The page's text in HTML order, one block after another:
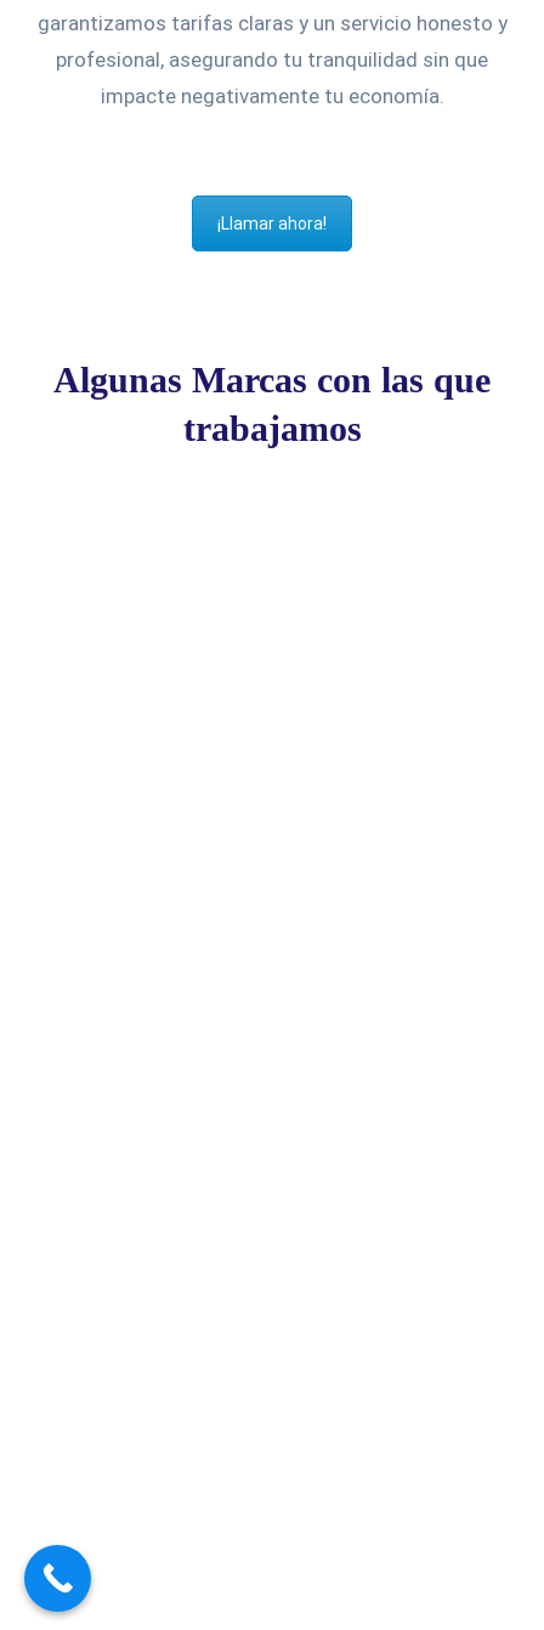
garantizamos tarifas claras y un servicio honesto y
profesional, asegurando tu tranquilidad sin que
impacte negativamente tu economía.
¡Llamar ahora!
Algunas Marcas con las que
trabajamos